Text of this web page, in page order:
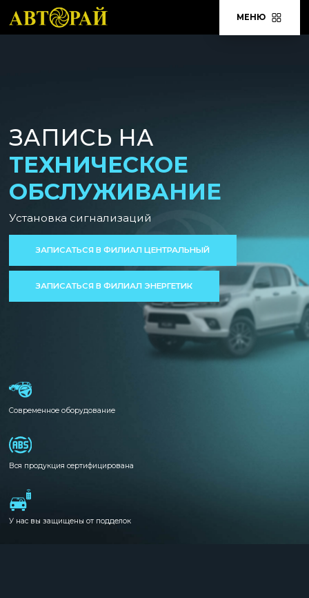
МЕНЮ
ЗАПИСЬ НА
ТЕХНИЧЕСКОЕ
ОБСЛУЖИВАНИЕ
Установка сигнализаций
ЗАПИСАТЬСЯ В ФИЛИАЛ ЦЕНТРАЛЬНЫЙ
ЗАПИСАТЬСЯ В ФИЛИАЛ ЭНЕРГЕТИК
Современное оборудование
Вся продукция сертифицирована
У нас вы защищены от подделок